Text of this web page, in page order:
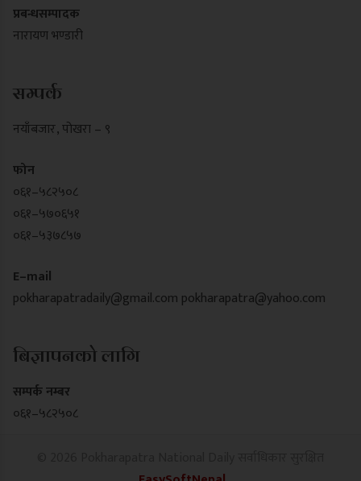
प्रबन्धसम्पादक
नारायण भण्डारी
सम्पर्क
नयाँबजार , पोखरा – ९
फोन
०६१–५८२५०८
०६१–५७०६५१
०६१–५३७८५७
E–mail
pokharapatradaily@gmail.com pokharapatra@yahoo.com
बिज्ञापनको लागि
सम्पर्क नम्बर
०६१–५८२५०८